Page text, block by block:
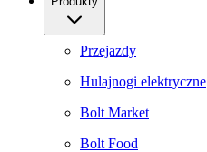
Przejazdy
Hulajnogi elektryczne
Bolt Market
Bolt Food